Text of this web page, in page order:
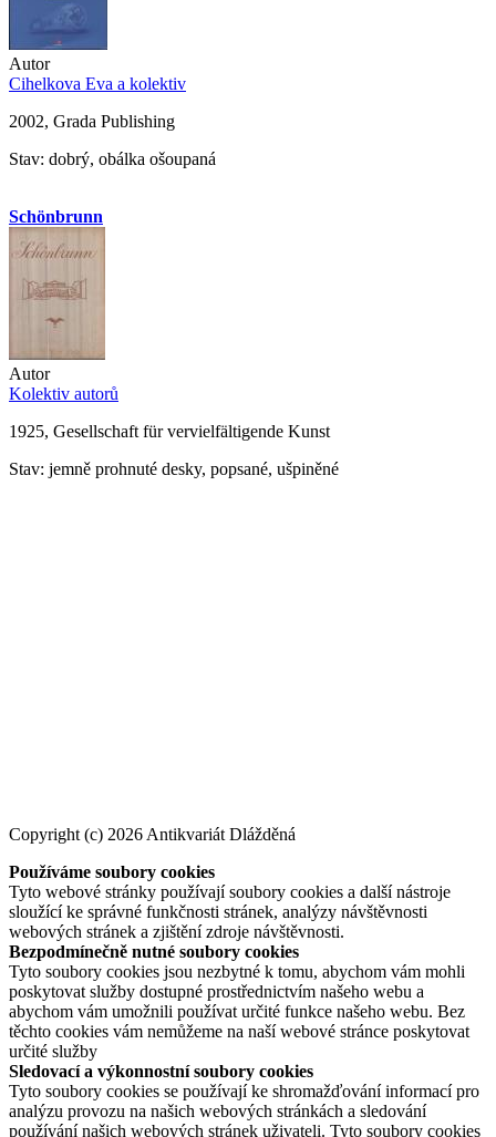
Autor
Cihelkova Eva a kolektiv
2002, Grada Publishing
Stav: dobrý, obálka ošoupaná
Schönbrunn
Autor
Kolektiv autorů
1925, Gesellschaft für vervielfältigende Kunst
Stav: jemně prohnuté desky, popsané, ušpiněné
Copyright (c) 2026 Antikvariát Dlážděná
Používáme soubory cookies
Tyto webové stránky používají soubory cookies a další nástroje
sloužící ke správné funkčnosti stránek, analýzy návštěvnosti
webových stránek a zjištění zdroje návštěvnosti.
Bezpodmínečně nutné soubory cookies
Tyto soubory cookies jsou nezbytné k tomu, abychom vám mohli
poskytovat služby dostupné prostřednictvím našeho webu a
abychom vám umožnili používat určité funkce našeho webu. Bez
těchto cookies vám nemůžeme na naší webové stránce poskytovat
určité služby
Sledovací a výkonnostní soubory cookies
Tyto soubory cookies se používají ke shromažďování informací pro
analýzu provozu na našich webových stránkách a sledování
používání našich webových stránek uživateli. Tyto soubory cookies